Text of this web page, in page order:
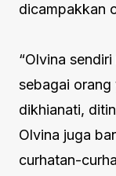
dicampakkan
“Olvina
sebagai orang
dikhianati,
Olvina juga
curhatan-